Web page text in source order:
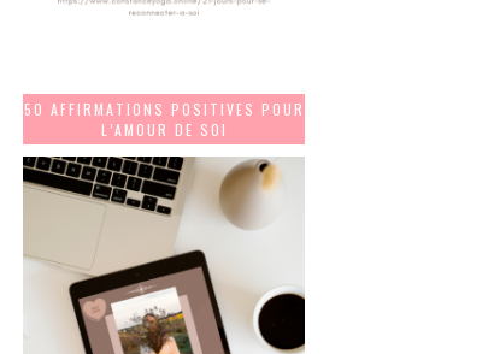
50 AFFIRMATIONS POSITIVES POUR
L’AMOUR DE SOI